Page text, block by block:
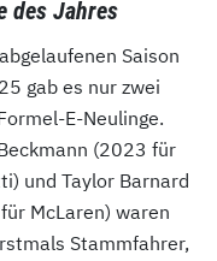
des Jahres
Saison
gab es nur zwei
E-Neulinge.
(2023 für
und Taylor Barnard
McLaren) waren
Stammfahrer,